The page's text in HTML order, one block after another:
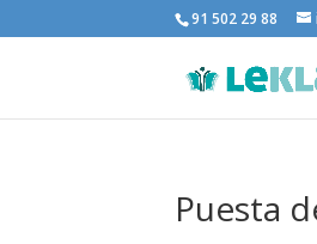
91 502 29 88
Puesta